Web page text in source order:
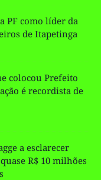
PF como líder da
de Itapetinga
colocou Prefeito
é recordista de
a esclarecer
R$ 10 milhões